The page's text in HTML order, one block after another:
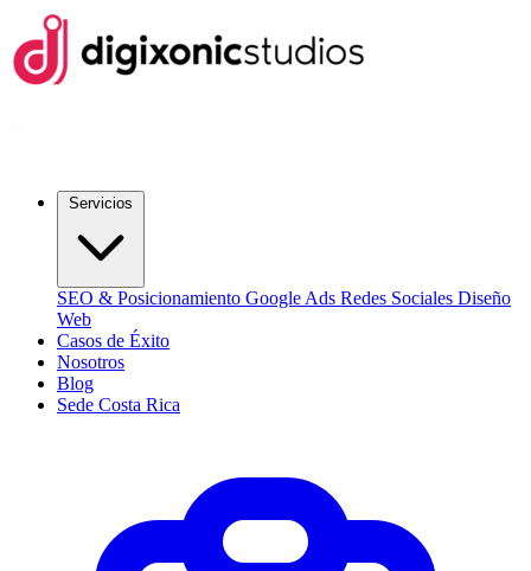
SEO & Posicionamiento Google Ads Redes Sociales Diseño
Web
Casos de Éxito
Nosotros
Blog
Sede Costa Rica